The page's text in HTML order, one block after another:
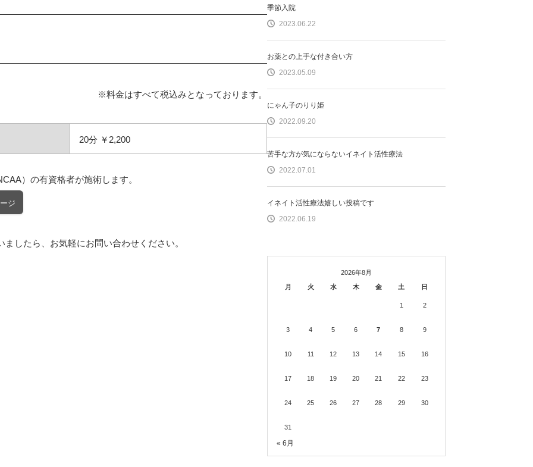
※料金はすべて税込みとなっております。
20分 ￥2,200
）の有資格者が施術します。
ジ
したら、お気軽にお問い合わせください。
季節入院
2023.06.22
お薬との上手な付き合い方
2023.05.09
にゃん子のりり姫
2022.09.20
苦手な方が気にならないイネイト活性療法
2022.07.01
イネイト活性療法嬉しい投稿です
2022.06.19
2026年8月
月
火 水 木 金 土 日
1 2
3 4 5 6 7 8 9
10 11 12 13 14 15 16
17 18 19 20 21 22 23
24 25 26 27 28 29 30
31
« 6月